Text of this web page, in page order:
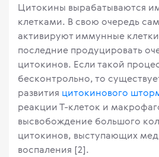
Цитокины вырабатываются
клетками. В свою очередь
активируют иммунные
последние продуцировать
цитокинов. Если такой
бесконтрольно, то
развития цитокинового
реакции Т-клеток и
высвобождение большого
цитокинов, выступающих
воспаления [2].